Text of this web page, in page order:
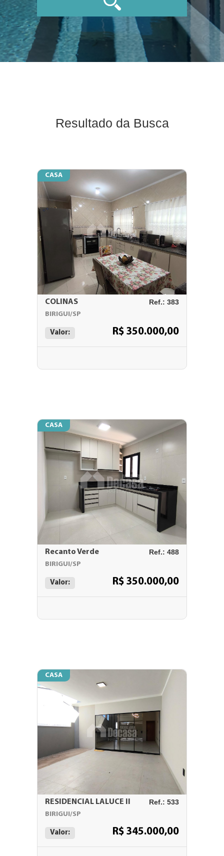
Resultado da Busca
CASA
COLINAS Ref.: 383
BIRIGUI/SP
Valor: R$ 350.000,00
CASA
Recanto Verde Ref.: 488
BIRIGUI/SP
Valor: R$ 350.000,00
CASA
RESIDENCIAL LALUCE II Ref.: 533
BIRIGUI/SP
Valor: R$ 345.000,00